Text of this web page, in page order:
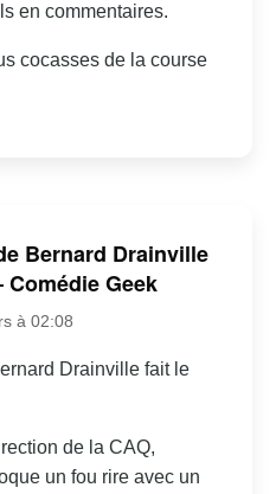
en commentaires.
cocasses de la course
Bernard Drainville
Geek
à 02:08
Drainville fait le
de la CAQ,
un fou rire avec un